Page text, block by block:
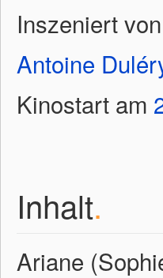
Inszeniert
Antoine
Kinostart am
Inhalt.
Ariane